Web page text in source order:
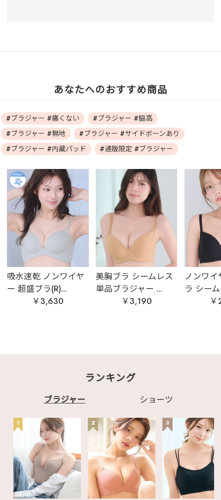
あなたへのおすすめ商品
#ブラジャー #痛くない
#ブラジャー #脇高
#ブラジャー #無地
#ブラジャー #サイドボーンあり
#ブラジャー #内蔵パッド
#通販限定 #ブラジャー
吸水速乾 ノンワイヤ
ー 超盛ブラ(R)...
￥3,630
美胸ブラ シームレス
単品ブラジャー ...
￥3,190
ノンワ
ラ シー
ランキング
ブラジャー ショーツ
1 2 3